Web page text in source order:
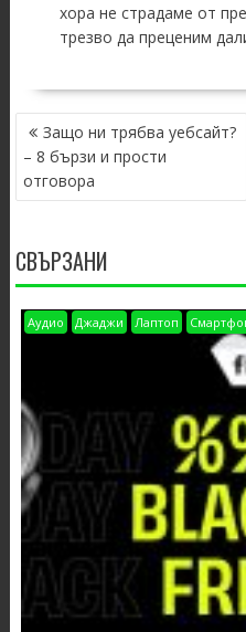
хора не страдаме от
трезво да преценим
POST
NAVIGATION
Защо ни трябва уебсайт?
– 8 бързи и прости
отговора
СВЪРЗАНИ
Аудио Джаджи Лаптоп